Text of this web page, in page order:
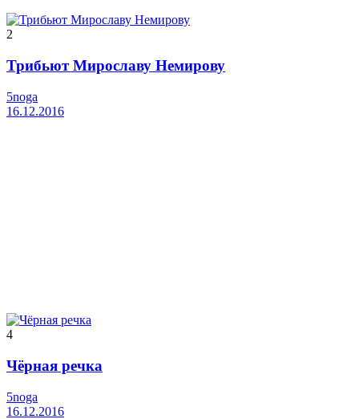
2
Трибьют Мирославу Немирову
5noga
16.12.2016
4
Чёрная речка
5noga
16.12.2016